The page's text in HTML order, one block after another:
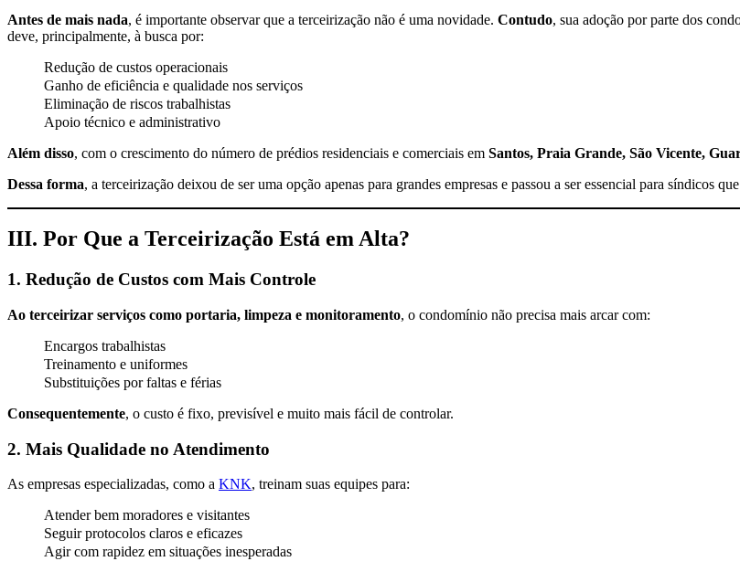
Antes de mais nada, é importante observar que a terceirização não é uma novidade. Contudo, sua adoção por parte dos
deve, principalmente, à busca por:
Redução de custos operacionais
Ganho de eficiência e qualidade nos serviços
Eliminação de riscos trabalhistas
Apoio técnico e administrativo
Além disso, com o crescimento do número de prédios residenciais e comerciais em Santos, Praia Grande, São Vicente,
Dessa forma, a terceirização deixou de ser uma opção apenas para grandes empresas e passou a ser essencial para síndicos
III. Por Que a Terceirização Está em Alta?
1. Redução de Custos com Mais Controle
Ao terceirizar serviços como portaria, limpeza e monitoramento, o condomínio não precisa mais arcar com:
Encargos trabalhistas
Treinamento e uniformes
Substituições por faltas e férias
Consequentemente, o custo é fixo, previsível e muito mais fácil de controlar.
2. Mais Qualidade no Atendimento
As empresas especializadas, como a KNK, treinam suas equipes para:
Atender bem moradores e visitantes
Seguir protocolos claros e eficazes
Agir com rapidez em situações inesperadas